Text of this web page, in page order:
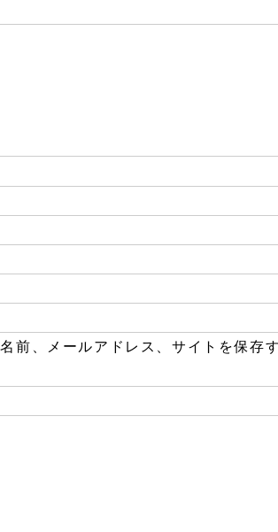
前、メールアドレス、サイトを保存